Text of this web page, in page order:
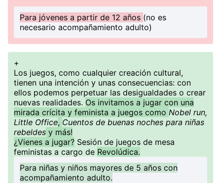
Para jóvenes a partir de 12 años (no es
necesario acompañamiento adulto)
+
Los juegos, como cualquier creación cultural,
tienen una intención y unas consecuencias: con
ellos podemos perpetuar las desigualdades o crear
nuevas realidades. Os invitamos a jugar con una
mirada crícita y feminista a juegos como Nobel run,
Little Office, Cuentos de buenas noches para niñas
rebeldes y más!
¿Vienes a jugar? Sesión de juegos de mesa
feministas a cargo de Revolúdica.
Para niñas y niños mayores de 5 años con
acompañamiento adulto.